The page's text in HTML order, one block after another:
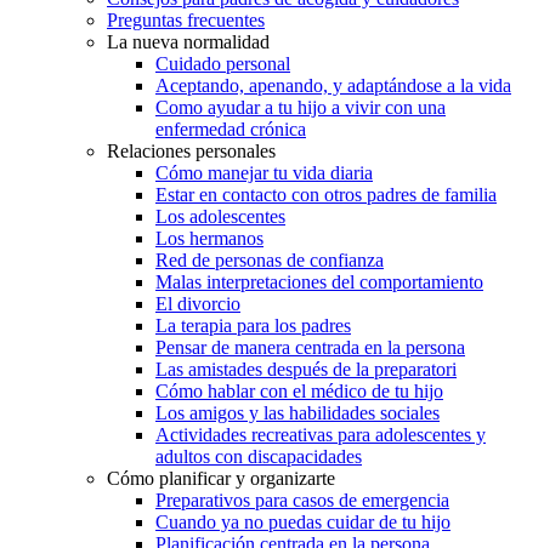
Preguntas frecuentes
La nueva normalidad
Cuidado personal
Aceptando, apenando, y adaptándose a la vida
Como ayudar a tu hijo a vivir con una
enfermedad crónica
Relaciones personales
Cómo manejar tu vida diaria
Estar en contacto con otros padres de familia
Los adolescentes
Los hermanos
Red de personas de confianza
Malas interpretaciones del comportamiento
El divorcio
La terapia para los padres
Pensar de manera centrada en la persona
Las amistades después de la preparatori
Cómo hablar con el médico de tu hijo
Los amigos y las habilidades sociales
Actividades recreativas para adolescentes y
adultos con discapacidades
Cómo planificar y organizarte
Preparativos para casos de emergencia
Cuando ya no puedas cuidar de tu hijo
Planificación centrada en la persona